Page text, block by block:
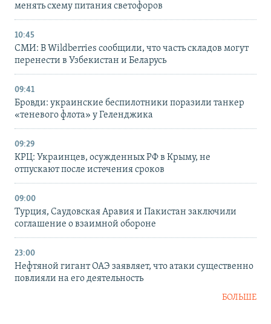
менять схему питания светофоров
10:45
СМИ: В Wildberries сообщили, что часть складов могут
перенести в Узбекистан и Беларусь
09:41
Бровди: украинские беспилотники поразили танкер
«теневого флота» у Геленджика
09:29
КРЦ: Украинцев, осужденных РФ в Крыму, не
отпускают после истечения сроков
09:00
Турция, Саудовская Аравия и Пакистан заключили
соглашение о взаимной обороне
23:00
Нефтяной гигант ОАЭ заявляет, что атаки существенно
повлияли на его деятельность
БОЛЬШЕ